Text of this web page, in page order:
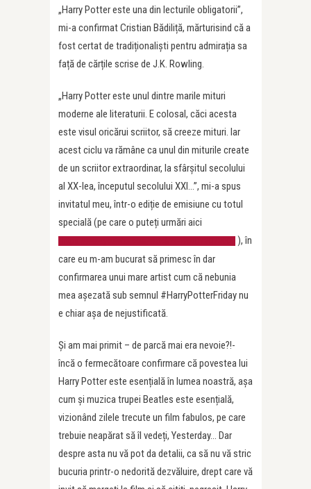
„Harry Potter este una din lecturile obligatorii”,
mi-a confirmat Cristian Bădiliță, mărturisind că a
fost certat de tradiționaliști pentru admirația sa
față de cărțile scrise de J.K. Rowling.
„Harry Potter este unul dintre marile mituri
moderne ale literaturii. E colosal, căci acesta
este visul oricărui scriitor, să creeze mituri. Iar
acest ciclu va rămâne ca unul din miturile create
de un scriitor extraordinar, la sfârșitul secolului
al XX-lea, începutul secolului XXI…”, mi-a spus
invitatul meu, într-o ediție de emisiune cu totul
specială (pe care o puteți urmări aici
), în
care eu m-am bucurat să primesc în dar
confirmarea unui mare artist cum că nebunia
mea așezată sub semnul #HarryPotterFriday nu
e chiar așa de nejustificată.
Și am mai primit – de parcă mai era nevoie?!-
încă o fermecătoare confirmare că povestea lui
Harry Potter este esențială în lumea noastră, așa
cum și muzica trupei Beatles este esențială,
vizionând zilele trecute un film fabulos, pe care
trebuie neapărat să îl vedeți, Yesterday… Dar
despre asta nu vă pot da detalii, ca să nu vă stric
bucuria printr-o nedorită dezvăluire, drept care vă